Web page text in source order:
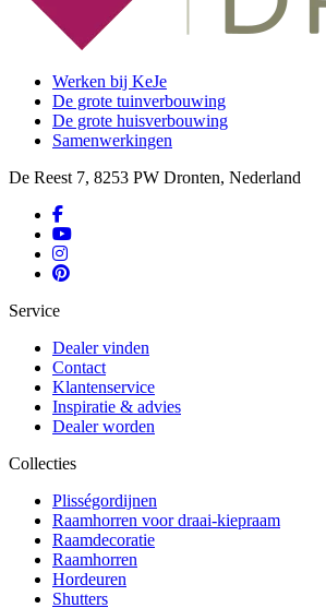
Werken bij KeJe
De grote tuinverbouwing
De grote huisverbouwing
Samenwerkingen
De Reest 7, 8253 PW Dronten, Nederland
Service
Dealer vinden
Contact
Klantenservice
Inspiratie & advies
Dealer worden
Collecties
Plisségordijnen
Raamhorren voor draai-kiepraam
Raamdecoratie
Raamhorren
Hordeuren
Shutters